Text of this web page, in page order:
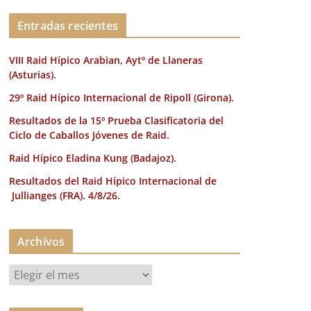
Entradas recientes
VIII Raid Hípico Arabian, Aytº de Llaneras
(Asturias).
29º Raid Hípico Internacional de Ripoll (Girona).
Resultados de la 15º Prueba Clasificatoria del
Ciclo de Caballos Jóvenes de Raid.
Raid Hípico Eladina Kung (Badajoz).
Resultados del Raid Hípico Internacional de
Jullianges (FRA). 4/8/26.
Archivos
r
c